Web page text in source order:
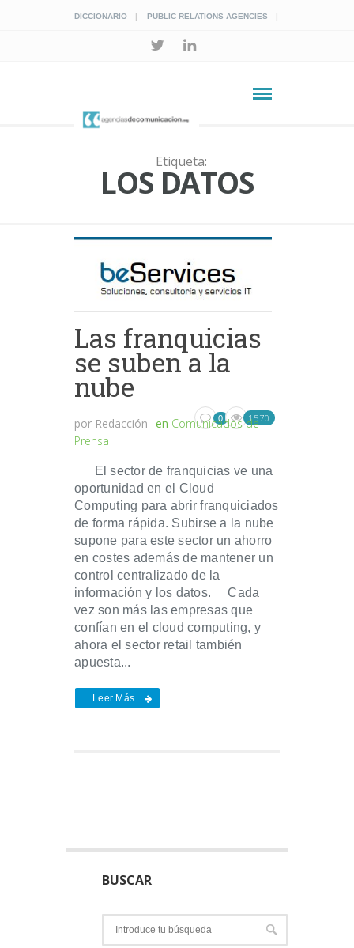
DICCIONARIO PUBLIC RELATIONS AGENCIES
Etiqueta:
LOS DATOS
Las franquicias
se suben a la
nube
por Redacción en Comunicados de
Prensa
0 1570
El sector de franquicias ve una
oportunidad en el Cloud
Computing para abrir franquiciados
de forma rápida. Subirse a la nube
supone para este sector un ahorro
en costes además de mantener un
control centralizado de la
información y los datos. Cada
vez son más las empresas que
confían en el cloud computing, y
ahora el sector retail también
apuesta...
Leer Más
BUSCAR